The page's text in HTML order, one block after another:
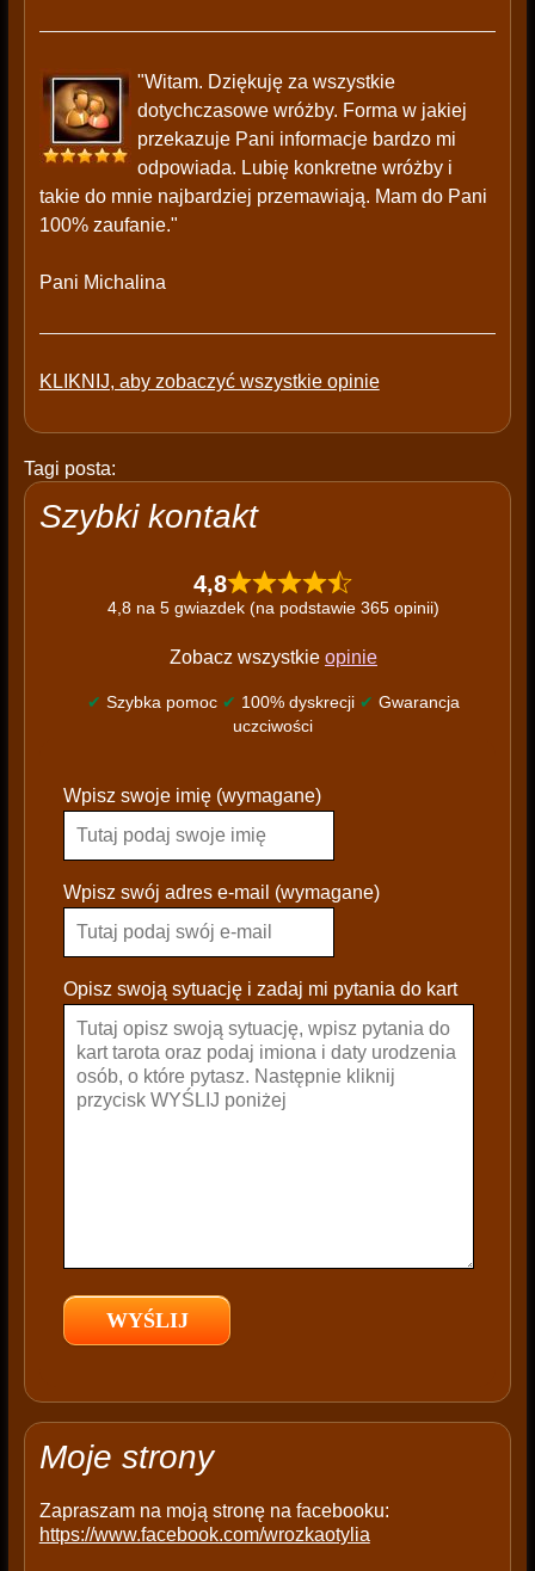
"Witam. Dziękuję za wszystkie
dotychczasowe wróżby. Forma w jakiej
przekazuje Pani informacje bardzo mi
odpowiada. Lubię konkretne wróżby i
takie do mnie najbardziej przemawiają. Mam do Pani
100% zaufanie."
Pani Michalina
KLIKNIJ, aby zobaczyć wszystkie opinie
Tagi posta:
Szybki kontakt
4,8
4,8 na 5 gwiazdek (na podstawie 365 opinii)
Zobacz wszystkie opinie
✔ Szybka pomoc ✔ 100% dyskrecji ✔ Gwarancja
uczciwości
l
a
s
e
a
e
e
p
y
Wpisz swoje imię (wymagane)
Wpisz swój adres e-mail (wymagane)
Opisz swoją sytuację i zadaj mi pytania do kart
Moje strony
Zapraszam na moją stronę na facebooku:
https://www.facebook.com/wrozkaotylia